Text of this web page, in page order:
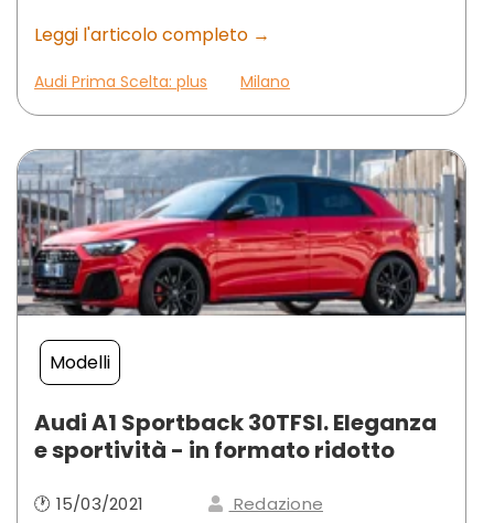
Leggi l'articolo completo →
Audi Prima Scelta: plus Milano
Modelli
Audi A1 Sportback 30TFSI. Eleganza
e sportività - in formato ridotto
🕐 15/03/2021 Redazione